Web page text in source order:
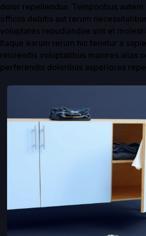
dolor repellendus. Temporibus autem
officiis debitis aut rerum
voluptates repudiandae sint et
Itaque earum rerum hic tenetur a
reiciendis voluptatibus maiores alias
perferendis doloribus asperiores